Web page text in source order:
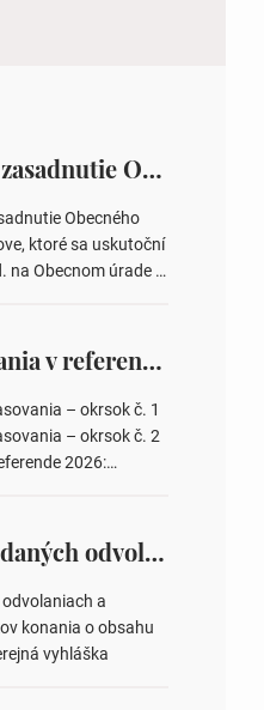
Pozvánka na 35. zasadnutie OZ v Zámutove
Obecného
ktoré sa uskutoční
na Obecnom úrade v
Určenie volebných
obecných
obecných
odpredaja
Výsledky hlasovania v referende 2026
– okrsok č. 1
– okrsok č. 2
2026:
Oznámenie o podaných odvolaniach a upovedomenie účastníkov konania o obsahu podaných odvolani – Verejná vyhláška
a
konania o obsahu
vyhláška